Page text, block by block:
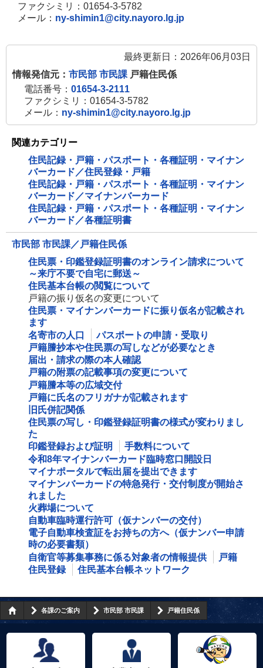
ファクシミリ：01654-3-5782
メール： ny-shimin1@city.nayoro.lg.jp
最終更新日：2026年06月03日
情報発信元： 市民部 市民課 戸籍住民係
電話番号： 01654-3-2111
ファクシミリ：01654-3-5782
メール： ny-shimin1@city.nayoro.lg.jp
関連カテゴリー
住民記録・戸籍・パスポート・各種証明・マイナン
バーカード／住民登録・戸籍
住民記録・戸籍・パスポート・各種証明・マイナン
バーカード／マイナンバーカード
住民記録・戸籍・パスポート・各種証明・マイナン
バーカード／各種証明書
市民部 市民課／戸籍住民係
住民票・印鑑登録証明書のオンライン請求について
～来庁不要で自宅に郵送～
住民基本台帳の閲覧について
戸籍の振り仮名の変更について
住民票・マイナンバーカードに振り仮名が記載され
ます
名寄市の人口
パスポートの申請・受取り
戸籍謄抄本や住民票の写しなどが必要なとき
届出・請求の際の本人確認
戸籍の附票の記載事項の変更について
戸籍謄本等の広域交付
戸籍に氏名のフリガナが記載されます
旧氏併記関係
住民票の写し・印鑑登録証明書の様式が変わりまし
た
印鑑登録および証明
手数料について
令和8年マイナンバーカード臨時窓口開設日
マイナポータルで転出届を提出できます
マイナンバーカードの特急発行・交付制度が開始さ
れました
火葬場について
自動車臨時運行許可（仮ナンバーの交付）
電子自動車検査証をお持ちの方へ（仮ナンバー申請
時の必要書類）
自衛官等募集事務に係る対象者の情報提供
戸籍
住民登録
住民基本台帳ネットワーク
各課のご案内 市民部 市民課 戸籍住民係